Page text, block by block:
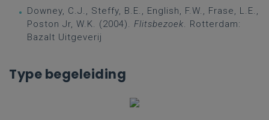
Downey, C.J., Steffy, B.E., English, F.W., Frase, L.E.,
Poston Jr, W.K. (2004). Flitsbezoek. Rotterdam:
Bazalt Uitgeverij
Type begeleiding